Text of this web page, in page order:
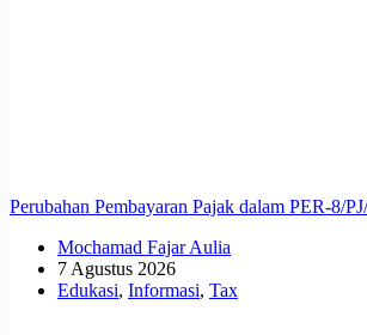
Perubahan Pembayaran Pajak dalam PER-8/
Mochamad Fajar Aulia
7 Agustus 2026
Edukasi, Informasi, Tax